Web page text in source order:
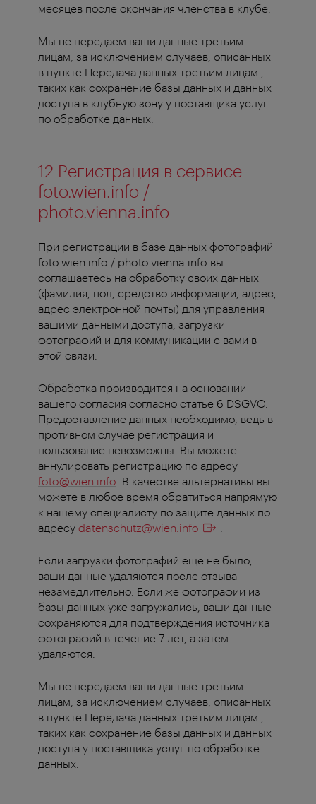
месяцев после окончания членства в клубе.
Мы не передаем ваши данные третьим
лицам, за исключением случаев, описанных
в пункте Передача данных третьим лицам ,
таких как сохранение базы данных и данных
доступа в клубную зону у поставщика услуг
по обработке данных.
12 Регистрация в сервисе
foto.wien.info /
photo.vienna.info
При регистрации в базе данных фотографий
foto.wien.info / photo.vienna.info вы
соглашаетесь на обработку своих данных
(фамилия, пол, средство информации, адрес,
адрес электронной почты) для управления
вашими данными доступа, загрузки
фотографий и для коммуникации с вами в
этой связи.
Обработка производится на основании
вашего согласия согласно статье 6 DSGVO.
Предоставление данных необходимо, ведь в
противном случае регистрация и
пользование невозможны. Вы можете
аннулировать регистрацию по адресу
foto@wien.info . В качестве альтернативы вы
можете в любое время обратиться напрямую
к нашему специалисту по защите данных по
адресу datenschutz@wien.info
Если загрузки фотографий еще не было,
ваши данные удаляются после отзыва
незамедлительно. Если же фотографии из
базы данных уже загружались, ваши данные
сохраняются для подтверждения источника
фотографий в течение 7 лет, а затем
удаляются.
Мы не передаем ваши данные третьим
лицам, за исключением случаев, описанных
в пункте Передача данных третьим лицам ,
таких как сохранение базы данных и данных
доступа у поставщика услуг по обработке
данных.